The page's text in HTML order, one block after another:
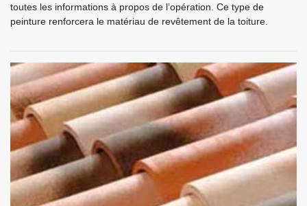
toutes les informations à propos de l’opération. Ce type de
peinture renforcera le matériau de revêtement de la toiture.